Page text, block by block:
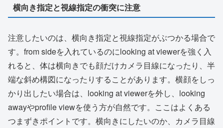
横向き指定と視線指定の衝突に注意
注意したいのは、横向き指定と視線指定がぶつかる場合で
す。from sideを入れているのにlooking at viewerを強く入
れると、体は横向きでも顔だけカメラ目線になったり、半
端な斜め構図になったりすることがあります。横顔をしっ
かり出したい場合は、looking at viewerを外し、looking
awayやprofile viewを使う方が自然です。ここはよくある
つまずきポイントです。横向きにしたいのか、カメラ目線